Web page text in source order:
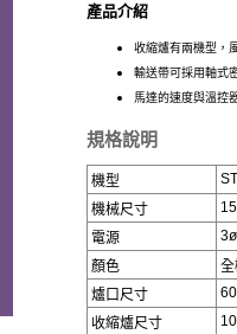
產品介紹
收縮爐有兩機型，
輸送帶可採用軸式
馬達的速度與溫控
規格說明
機型
機械尺寸
電源
顏色
爐口尺寸
收縮爐尺寸